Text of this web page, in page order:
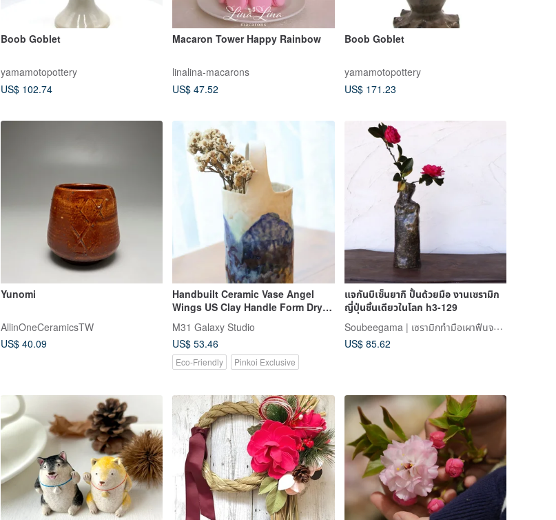
Boob Goblet
yamamotopottery
US$ 102.74
Macaron Tower Happy Rainbow
linalina-macarons
US$ 47.52
Boob Goblet
yamamotopottery
US$ 171.23
Yunomi
AllinOneCeramicsTW
US$ 40.09
Handbuilt Ceramic Vase Angel
Wings US Clay Handle Form Dry
M31 Galaxy Studio
US$ 53.46
Eco-Friendly Pinkoi Exclusive
แจกันบิเซ็นยากิ ปั้นด้วยมือ งานเซรามิก
ญี่ปุ่นชิ้นเดียวในโลก h3-129
Soubeegama | เซรามิกทำมือเผาฟืนจากทะเลในเซโตะ
US$ 85.62